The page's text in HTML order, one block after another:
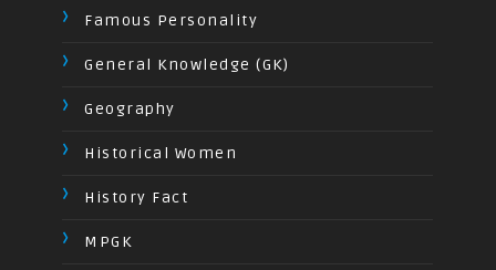
Famous Personality
General Knowledge (GK)
Geography
Historical Women
History Fact
MPGK